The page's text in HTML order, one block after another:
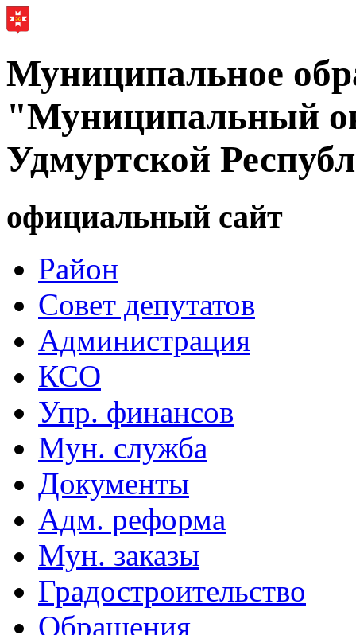
Муниципальное
"Муниципальный
Удмуртской
официальный сайт
Район
Совет депутатов
Администрация
КСО
Упр. финансов
Мун. служба
Документы
Адм. реформа
Мун. заказы
Градостроительство
Обращения